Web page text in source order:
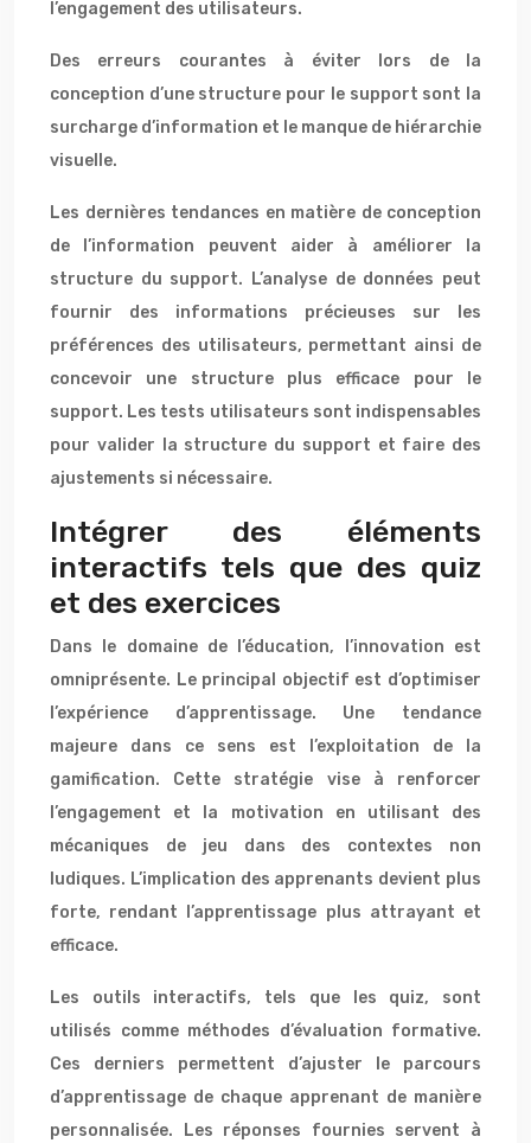
l’engagement des utilisateurs.
Des erreurs courantes à éviter lors de la
conception d’une structure pour le support sont la
surcharge d’information et le manque de hiérarchie
visuelle.
Les dernières tendances en matière de conception
de l’information peuvent aider à améliorer la
structure du support. L’analyse de données peut
fournir des informations précieuses sur les
préférences des utilisateurs, permettant ainsi de
concevoir une structure plus efficace pour le
support. Les tests utilisateurs sont indispensables
pour valider la structure du support et faire des
ajustements si nécessaire.
Intégrer des éléments
interactifs tels que des quiz
et des exercices
Dans le domaine de l’éducation, l’innovation est
omniprésente. Le principal objectif est d’optimiser
l’expérience d’apprentissage. Une tendance
majeure dans ce sens est l’exploitation de la
gamification. Cette stratégie vise à renforcer
l’engagement et la motivation en utilisant des
mécaniques de jeu dans des contextes non
ludiques. L’implication des apprenants devient plus
forte, rendant l’apprentissage plus attrayant et
efficace.
Les outils interactifs, tels que les quiz, sont
utilisés comme méthodes d’évaluation formative.
Ces derniers permettent d’ajuster le parcours
d’apprentissage de chaque apprenant de manière
personnalisée. Les réponses fournies servent à